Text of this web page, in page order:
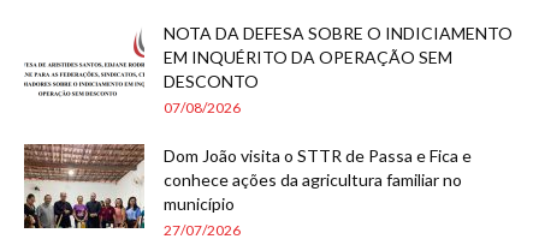
NOTA DA DEFESA SOBRE O INDICIAMENTO
EM INQUÉRITO DA OPERAÇÃO SEM
DESCONTO
07/08/2026
Dom João visita o STTR de Passa e Fica e
conhece ações da agricultura familiar no
município
27/07/2026